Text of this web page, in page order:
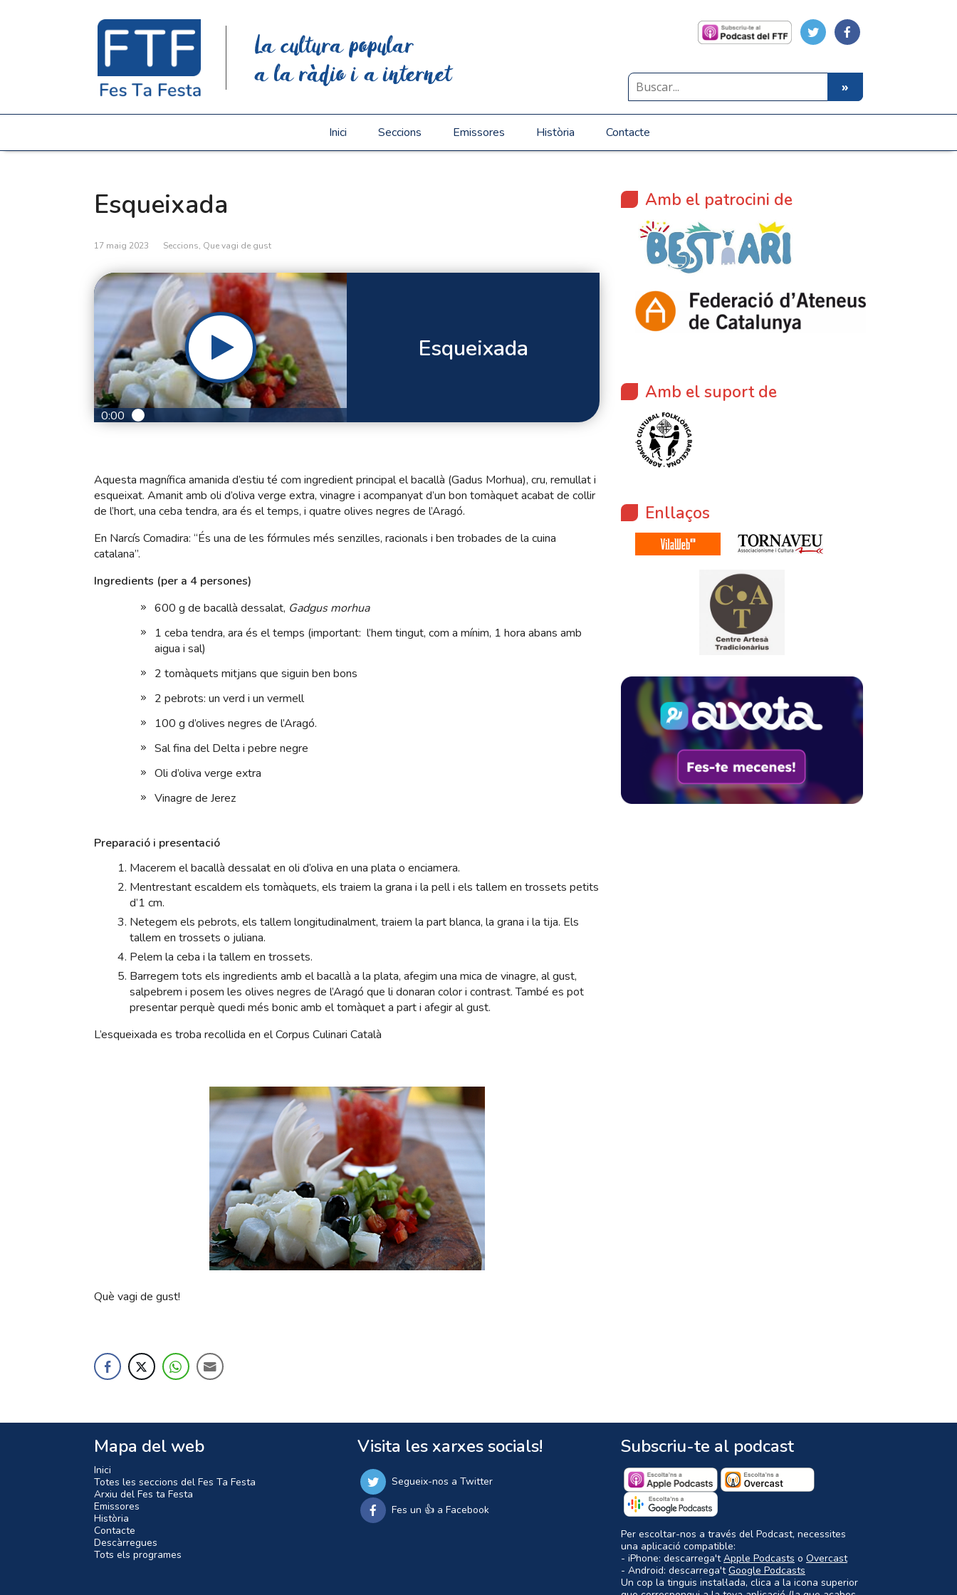
La cultura popular
a la ràdio i a internet
Inici Seccions Emissores Història Contacte
Esqueixada
17 maig 2023 Seccions, Que vagi de gust
0:00
Esqueixada
Aquesta magnífica amanida d’estiu té com ingredient principal el bacallà (Gadus Morhua), cru, remullat i
esqueixat. Amanit amb oli d’oliva verge extra, vinagre i acompanyat d’un bon tomàquet acabat de collir
de l’hort, una ceba tendra, ara és el temps, i quatre olives negres de l’Aragó.
En Narcís Comadira: “És una de les fórmules més senzilles, racionals i ben trobades de la cuina
catalana”.
Ingredients (per a 4 persones)
600 g de bacallà dessalat, Gadgus morhua
1 ceba tendra, ara és el temps (important: l’hem tingut, com a mínim, 1 hora abans amb
aigua i sal)
2 tomàquets mitjans que siguin ben bons
2 pebrots: un verd i un vermell
100 g d’olives negres de l’Aragó.
Sal fina del Delta i pebre negre
Oli d’oliva verge extra
Vinagre de Jerez
Preparació i presentació
Macerem el bacallà dessalat en oli d’oliva en una plata o enciamera.
Mentrestant escaldem els tomàquets, els traiem la grana i la pell i els tallem en trossets petits
d’1 cm.
Netegem els pebrots, els tallem longitudinalment, traiem la part blanca, la grana i la tija. Els
tallem en trossets o juliana.
Pelem la ceba i la tallem en trossets.
Barregem tots els ingredients amb el bacallà a la plata, afegim una mica de vinagre, al gust,
salpebrem i posem les olives negres de l’Aragó que li donaran color i contrast. També es pot
presentar perquè quedi més bonic amb el tomàquet a part i afegir al gust.
L’esqueixada es troba recollida en el Corpus Culinari Català
Què vagi de gust!
Amb el patrocini de
Amb el suport de
Enllaços
Mapa del web
Inici
Totes les seccions del Fes Ta Festa
Arxiu del Fes ta Festa
Emissores
Història
Contacte
Descàrregues
Tots els programes
Visita les xarxes socials!
Segueix-nos a Twitter
Fes un 👍 a Facebook
Subscriu-te al podcast
Per escoltar-nos a través del Podcast, necessites
una aplicació compatible:
- iPhone: descarrega'tApple Podcasts o Overcast
- Android: descarrega'tGoogle Podcasts
Un cop la tinguis instal·lada, clica a la icona superior